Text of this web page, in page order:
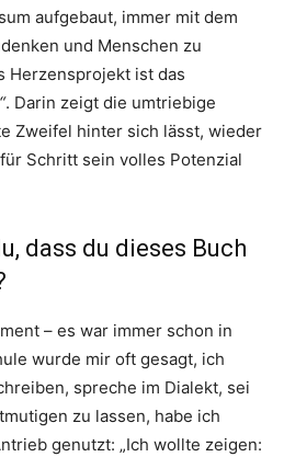
aufgebaut, immer mit dem
und Menschen zu
Herzensprojekt ist das
. Darin zeigt die umtriebige
Zweifel hinter sich lässt, wieder
Schritt sein volles Potenzial
dass du dieses Buch
– es war immer schon in
wurde mir oft gesagt, ich
spreche im Dialekt, sei
zu lassen, habe ich
genutzt: „Ich wollte zeigen: